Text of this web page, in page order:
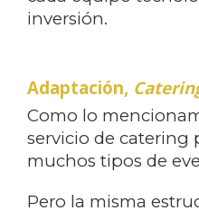
inversión.
Adaptación,
Como lo
servicio de catering
muchos tipos de
Pero la misma